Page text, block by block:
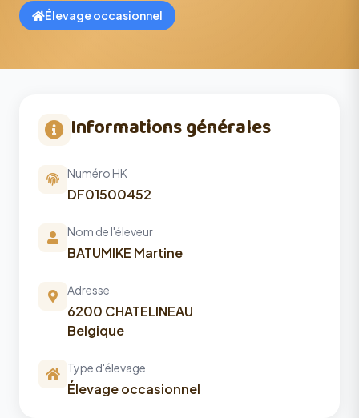
Élevage occasionnel
Informations générales
Numéro HK
DF01500452
Nom de l'éleveur
BATUMIKE Martine
Adresse
6200 CHATELINEAU
Belgique
Type d'élevage
Élevage occasionnel